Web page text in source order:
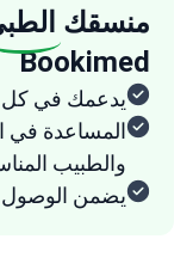
منسقك
Bookimed
يدعمك في كل
المساعدة في
والطبيب
يضمن الوصول